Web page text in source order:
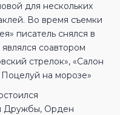
для нескольких
Во время съемки
писатель снялся в
соавтором
стрелок», «Салон
Поцелуй на морозе»
Дружбы, Орден